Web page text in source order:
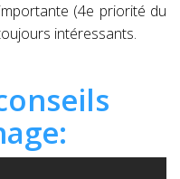
(4e priorité du
intéressants.